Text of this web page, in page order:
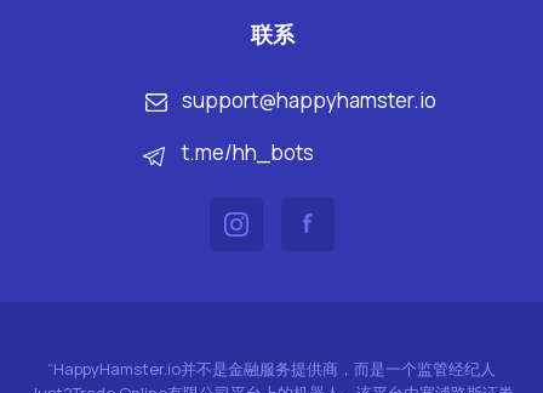
联系
support@happyhamster.io
t.me/hh_bots
“HappyHamster.io并不是金融服务提供商，而是一个监管经纪人